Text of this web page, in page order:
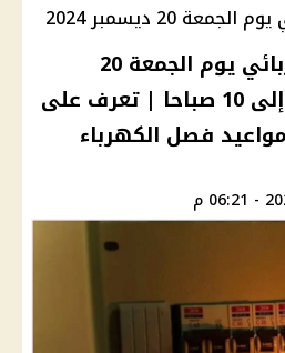
20 ديسمبر 2024
انقطاع التيار الكهربائي يوم الجمعة 20
ديسمبر 2024 من 7 إلى 10 صباحا | تعرف على
فصل الكهرباء